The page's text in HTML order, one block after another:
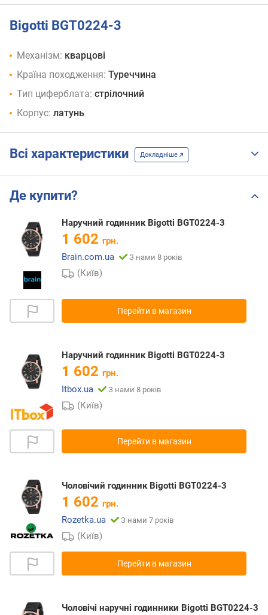
Bigotti BGT0224-3
Механізм: кварцові
Країна походження: Туреччина
Тип циферблата: стрілочний
Корпус: латунь
Всі характеристики Докладніше
Де купити?
Наручний годинник Bigotti BGT0224-3
1 602 грн.
Brain.com.ua
З нами 8 років
(Київ)
Перейти в магазин
Наручний годинник Bigotti BGT0224-3
1 602 грн.
Itbox.ua
З нами 8 років
(Київ)
Перейти в магазин
Чоловічий годинник Bigotti BGT0224-3
1 602 грн.
Rozetka.ua
З нами 7 років
(Київ)
Перейти в магазин
Чоловічі наручні годинники Bigotti BGT0224-3